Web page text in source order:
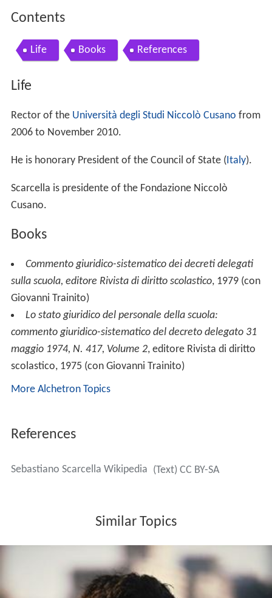
Contents
Life Books References
Life
Rector of the Università degli Studi Niccolò Cusano from
2006 to November 2010.
He is honorary President of the Council of State (Italy).
Scarcella is presidente of the Fondazione Niccolò
Cusano.
Books
Commento giuridico-sistematico dei decreti delegati
sulla scuola, editore Rivista di diritto scolastico, 1979 (con
Giovanni Trainito)
Lo stato giuridico del personale della scuola:
commento giuridico-sistematico del decreto delegato 31
maggio 1974, N. 417, Volume 2, editore Rivista di diritto
scolastico, 1975 (con Giovanni Trainito)
More Alchetron Topics
References
Sebastiano Scarcella Wikipedia (Text) CC BY-SA
Similar Topics